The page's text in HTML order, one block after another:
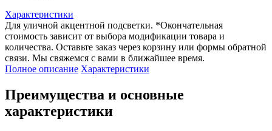
Характеристики
Для уличной акцентной подсветки. *Окончательная
стоимость зависит от выбора модификации товара и
количества. Оставьте заказ через корзину или формы обратной
связи. Мы свяжемся с вами в ближайшее время.
Полное описание Характеристики
Преимущества и основные
характеристики